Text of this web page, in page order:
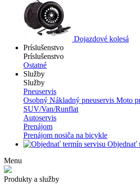
Dojazdové kolesá
Príslušenstvo
Príslušenstvo
Ostatné
Služby
Služby
Pneuservis
Osobný Nákladný pneuservis Moto
SUV/Van/Runflat
Autoservis
Prenájom
Prenájom nosiča na bicykle
Objednať
Menu
Produkty a služby